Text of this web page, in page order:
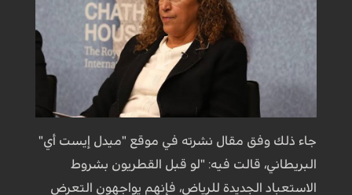
جاء ذلك وفق مقال نشرته في موقع "ميدل إيست أي"
البريطاني، قالت فيه: "لو قبل القطريون بشروط
الاستعباد الجديدة للرياض، فإنهم يواجهون التعرض